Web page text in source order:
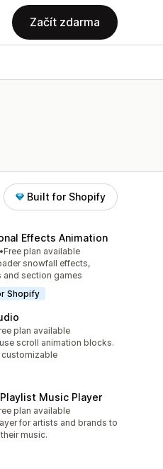
Začít zdarma
Built for Shopify
Effects Animation
recenzí: 152
•Free plan available
snowfall effects,
and section games
Shopify
recenzí: 4
plan available
scroll animation blocks.
customizable
Music Player
recenzí: 2
plan available
for artists and brands to
music.